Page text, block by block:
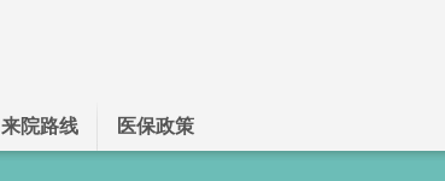
来院路线 医保政策